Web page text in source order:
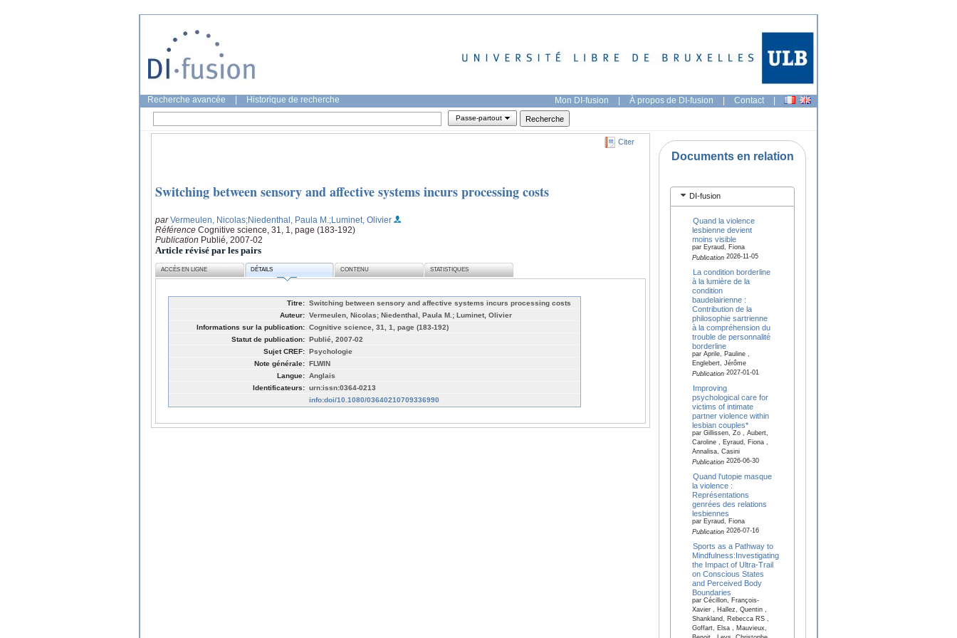
Recherche avancée Historique de recherche Mon DI-fusion | À propos de DI-fusion | Contact |
Passe-partout
Citer
Switching between sensory and affective systems incurs processing costs
parVermeulen, Nicolas;Niedenthal, Paula M. ;Luminet, Olivier
Référence Cognitive science, 31, 1, page (183-192)
Publication Publié, 2007-02
Article révisé par les pairs
ACCÈS EN LIGNE DÉTAILS CONTENU STATISTIQUES
Titre: Switching between sensory and affective systems incurs processing costs
Auteur: Vermeulen, Nicolas; Niedenthal, Paula M.; Luminet, Olivier
Informations sur la publication: Cognitive science, 31, 1, page (183-192)
Statut de publication: Publié, 2007-02
Sujet CREF: Psychologie
Note générale: FLWIN
Langue: Anglais
Identificateurs: urn:issn:0364-0213
info:doi/10.1080/03640210709336990
Documents en relation
DI-fusion
Quand la violence
lesbienne devient
moins visible
par Eyraud, Fiona
Publication2026-11-05
La condition borderline
à la lumière de la
condition
baudelairienne :
Contribution de la
philosophie sartrienne
à la compréhension du
trouble de personnalité
borderline
par Aprile, Pauline ,
Englebert, Jérôme
Publication2027-01-01
Improving
psychological care for
victims of intimate
partner violence within
lesbian couples*
par Gillissen, Zo , Aubert,
Caroline , Eyraud, Fiona ,
Annalisa, Casini
Publication2026-06-30
Quand l'utopie masque
la violence :
Représentations
genrées des relations
lesbiennes
par Eyraud, Fiona
Publication2026-07-16
Sports as a Pathway to
Mindfulness:Investigating
the Impact of Ultra-Trail
on Conscious States
and Perceived Body
Boundaries
par Cécillon, François-
Xavier , Hallez, Quentin ,
Shankland, Rebecca RS ,
Goffart, Elsa , Mauvieux,